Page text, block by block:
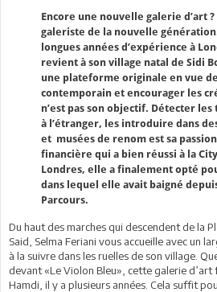
Encore une nouvelle galerie d’art
galeriste de la nouvelle
longues années d’expérience à
revient à son village natal de Sidi
une plateforme originale en vue
contemporain et encourager les
n’est pas son objectif. Détecter
à l’étranger, les introduire dans
et musées de renom est sa
financière qui a bien réussi à la
Londres, elle a finalement opté
dans lequel elle avait baigné
Parcours.
Du haut des marches qui descendent de la
Said, Selma Feriani vous accueille avec un
à la suivre dans les ruelles de son village.
devant «Le Violon Bleu», cette galerie d’art
Hamdi, il y a plusieurs années. Cela suffit